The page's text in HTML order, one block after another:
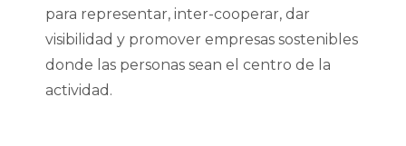
para representar, inter-cooperar, dar
visibilidad y promover empresas sostenibles
donde las personas sean el centro de la
actividad.